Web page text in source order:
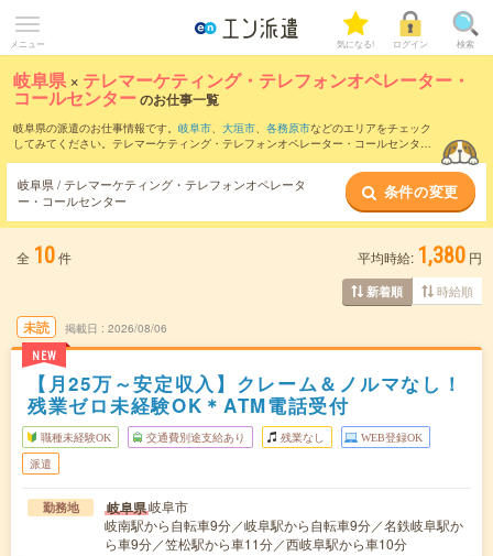
メニュー 気になる! ログイン 検索
岐阜県 × テレマーケティング・テレフォンオペレーター・
コールセンターのお仕事一覧
岐阜県の派遣のお仕事情報です。 岐阜市、 大垣市、 各務原市などのエリアをチェック
してみてください。テレマーケティング・テレフォンオペレーター・コールセンター
などを取り揃えています。さらに、短
期・単発 などの期間や、職種未経験OKなどのこだわり条件で絞り込んでいただけま
す。職種辞典：テレマーケティング・テレフォンオペレーター・コールセンターのお
仕事とは？とは？
岐阜県 / テレマーケティング・テレフォンオペレータ
ー・コールセンター
条件の変更
全 10件 平均時給: 1,380 円
新着順 時給順
未読
NEW
掲載日 2026/08/06
【月25万～安定収入】クレーム＆ノルマなし！
残業ゼロ未経験OK＊ATM電話受付
職種未経験OK 交通費別途支給あり 残業なし WEB登録OK
派遣
勤務地 岐阜県岐阜市
岐南駅から自転車9分／岐阜駅から自転車9分／名鉄岐阜駅か
ら車9分／笠松駅から車11分／西岐阜駅から車10分